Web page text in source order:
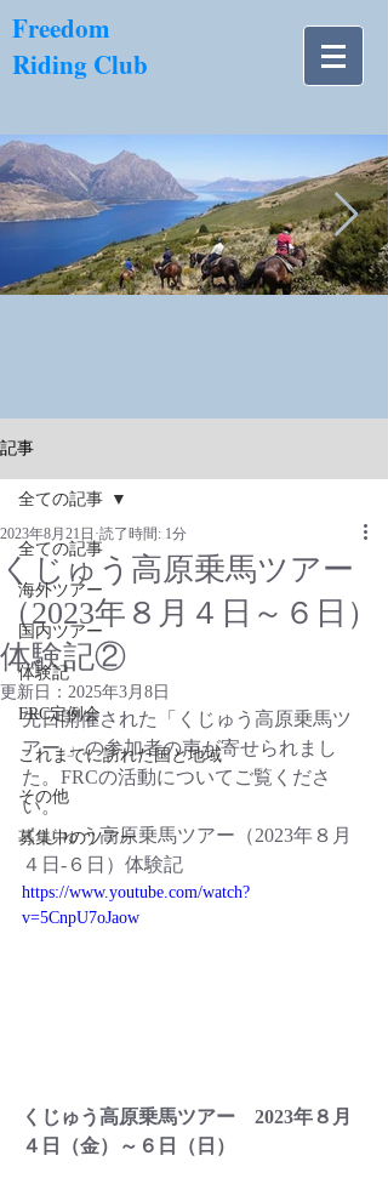
​Freedom
Riding Club
記事
全ての記事
海外ツアー
国内ツアー
体験記
FRC定例会
これまでに訪れた国と地域
その他
募集中のツアー
全ての記事
くじゅう高原乗馬ツアー
（2023年８月４日～６日）
体験記②
2023年8月21日 読了時間: 1分
更新日： 2025年3月8日
先日開催された「くじゅう高原乗馬ツ
アー 」の参加者の声が寄せられまし
た。FRCの活動についてご覧くださ
い。
くじゅう高原乗馬ツアー（2023年８月
４日-６日）体験記
https://www.youtube.com/watch?
v=5CnpU7oJaow
くじゅう高原乗馬ツアー　2023年８月
４日（金）～６日（日）